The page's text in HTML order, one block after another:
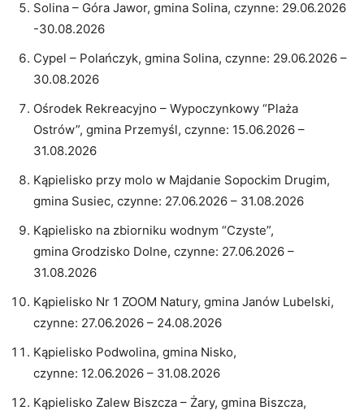
Solina – Góra Jawor, gmina Solina, czynne: 29.06.2026
-30.08.2026
Cypel – Polańczyk, gmina Solina, czynne: 29.06.2026 –
30.08.2026
Ośrodek Rekreacyjno – Wypoczynkowy “Plaża
Ostrów”, gmina Przemyśl, czynne: 15.06.2026 –
31.08.2026
Kąpielisko przy molo w Majdanie Sopockim Drugim,
gmina Susiec, czynne: 27.06.2026 – 31.08.2026
Kąpielisko na zbiorniku wodnym “Czyste”,
gmina Grodzisko Dolne, czynne: 27.06.2026 –
31.08.2026
Kąpielisko Nr 1 ZOOM Natury, gmina Janów Lubelski,
czynne: 27.06.2026 – 24.08.2026
Kąpielisko Podwolina, gmina Nisko,
czynne: 12.06.2026 – 31.08.2026
Kąpielisko Zalew Biszcza – Żary, gmina Biszcza,